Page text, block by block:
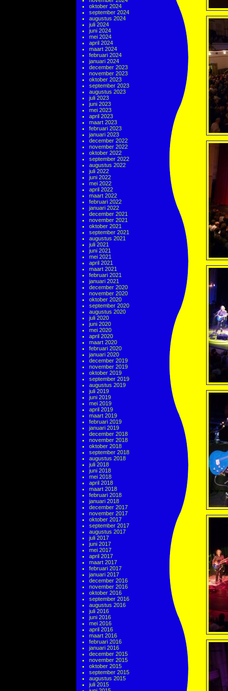
oktober 2024
september 2024
augustus 2024
juli 2024
juni 2024
mei 2024
april 2024
maart 2024
februari 2024
januari 2024
december 2023
november 2023
oktober 2023
september 2023
augustus 2023
juli 2023
juni 2023
mei 2023
april 2023
maart 2023
februari 2023
januari 2023
december 2022
november 2022
oktober 2022
september 2022
augustus 2022
juli 2022
juni 2022
mei 2022
april 2022
maart 2022
februari 2022
januari 2022
december 2021
november 2021
oktober 2021
september 2021
augustus 2021
juli 2021
juni 2021
mei 2021
april 2021
maart 2021
februari 2021
januari 2021
december 2020
november 2020
oktober 2020
september 2020
augustus 2020
juli 2020
juni 2020
mei 2020
april 2020
maart 2020
februari 2020
januari 2020
december 2019
november 2019
oktober 2019
september 2019
augustus 2019
juli 2019
juni 2019
mei 2019
april 2019
maart 2019
februari 2019
januari 2019
december 2018
november 2018
oktober 2018
september 2018
augustus 2018
juli 2018
juni 2018
mei 2018
april 2018
maart 2018
februari 2018
januari 2018
december 2017
november 2017
oktober 2017
september 2017
augustus 2017
juli 2017
juni 2017
mei 2017
april 2017
maart 2017
februari 2017
januari 2017
december 2016
november 2016
oktober 2016
september 2016
augustus 2016
juli 2016
juni 2016
mei 2016
april 2016
maart 2016
februari 2016
januari 2016
december 2015
november 2015
oktober 2015
september 2015
augustus 2015
juli 2015